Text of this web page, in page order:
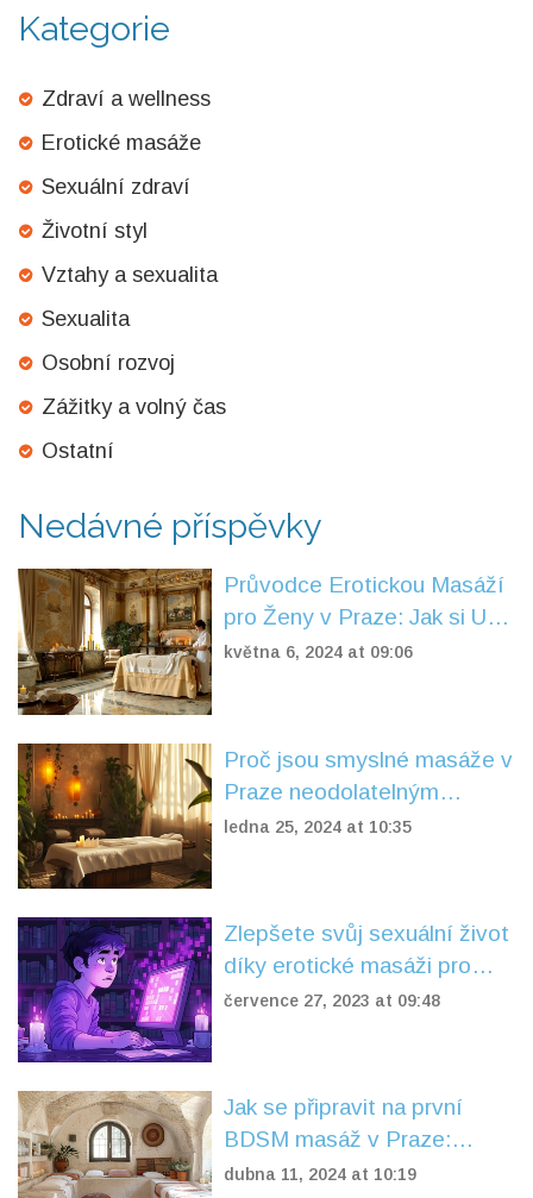
Kategorie
Zdraví a wellness
Erotické masáže
Sexuální zdraví
Životní styl
Vztahy a sexualita
Sexualita
Osobní rozvoj
Zážitky a volný čas
Ostatní
Nedávné příspěvky
Průvodce Erotickou Masáží
pro Ženy v Praze: Jak si Užít
a Obnovit Své Smysly
května 6, 2024 at 09:06
Proč jsou smyslné masáže v
Praze neodolatelným
zážitkem
ledna 25, 2024 at 10:35
Zlepšete svůj sexuální život
díky erotické masáži pro
páry v Praze
července 27, 2023 at 09:48
Jak se připravit na první
BDSM masáž v Praze:
Průvodce začátečníka
dubna 11, 2024 at 10:19